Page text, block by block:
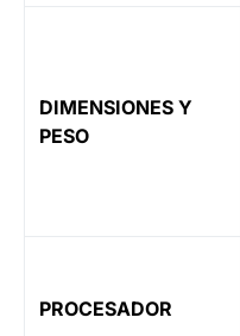
DIMENSIONES Y
PESO
PROCESADOR